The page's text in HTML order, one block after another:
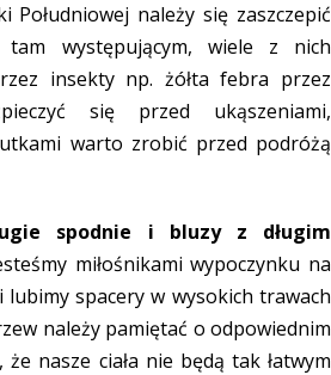
należy się zaszczepić
tam występującym, wiele z nich
insekty np. żółta febra przez
się przed ukąszeniami,
warto zrobić przed podróżą
spodnie i bluzy z długim
miłośnikami wypoczynku na
spacery w wysokich trawach
należy pamiętać o odpowiednim
nasze ciała nie będą tak łatwym